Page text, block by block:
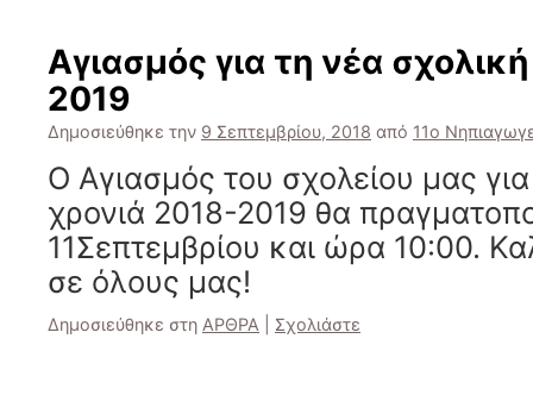
Αγιασμός για τη νέα
2019
Δημοσιεύθηκε την 9 Σεπτεμβρίου, 2018 από 11ο
Ο Αγιασμός του σχολείου μας
χρονιά 2018-2019 θα
11Σεπτεμβρίου και ώρα 10:00.
σε όλους μας!
Δημοσιεύθηκε στη ΑΡΘΡΑ Σχολιάστε